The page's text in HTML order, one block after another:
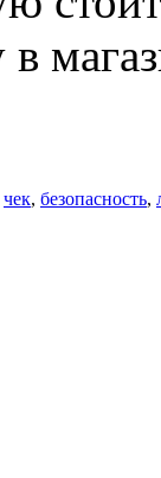
в
чек, безопасность,